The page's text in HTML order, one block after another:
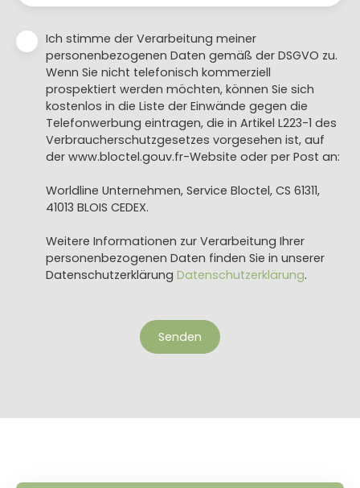
Ich stimme der Verarbeitung meiner
personenbezogenen Daten gemäß der DSGVO zu.
Wenn Sie nicht telefonisch kommerziell
prospektiert werden möchten, können Sie sich
kostenlos in die Liste der Einwände gegen die
Telefonwerbung eintragen, die in Artikel L223-1 des
Verbraucherschutzgesetzes vorgesehen ist, auf
der www.bloctel.gouv.fr-Website oder per Post an:
Worldline Unternehmen, Service Bloctel, CS 61311,
41013 BLOIS CEDEX.
Weitere Informationen zur Verarbeitung Ihrer
personenbezogenen Daten finden Sie in unserer
Datenschutzerklärung Datenschutzerklärung.
Senden